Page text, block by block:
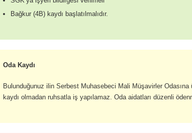
Bağkur (4B) kaydı başlatılmalıdır.
Oda Kaydı
Bulunduğunuz ilin Serbest Muhasebeci Mali Müşavirler Odasına
kaydı olmadan ruhsatla iş yapılamaz. Oda aidatları düzenli